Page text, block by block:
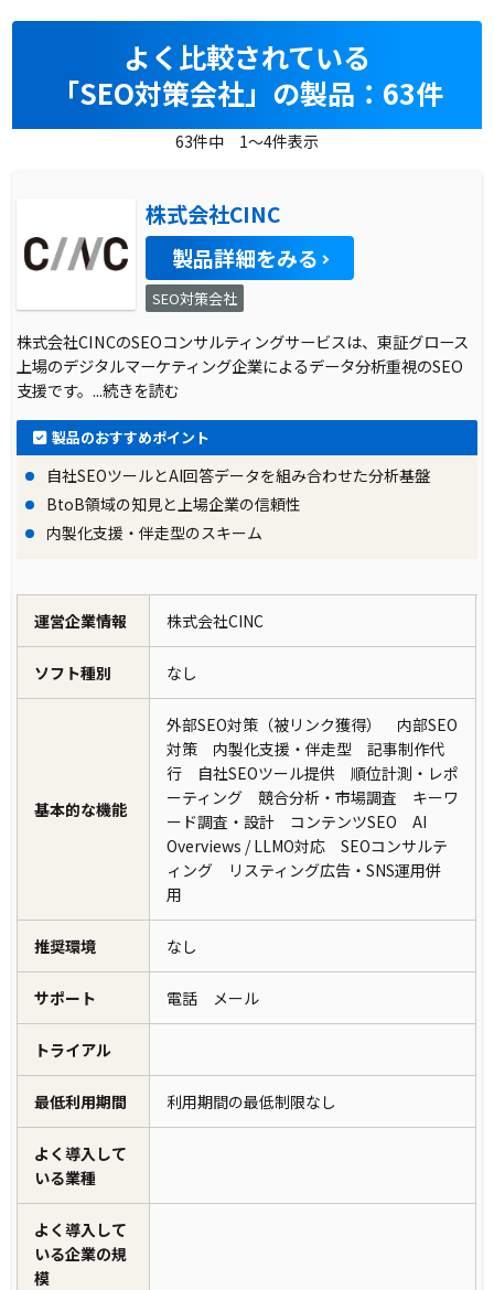
よく比較されている
「SEO対策会社」の製品：63件
63件中 1～4件表示
株式会社CINC
製品詳細をみる
SEO対策会社
株式会社CINCのSEOコンサルティングサービスは、東証グロース
上場のデジタルマーケティング企業によるデータ分析重視のSEO
支援です。...続きを読む
製品のおすすめポイント
自社SEOツールとAI回答データを組み合わせた分析基盤
BtoB領域の知見と上場企業の信頼性
内製化支援・伴走型のスキーム
運営企業情報 株式会社CINC
ソフト種別 なし
基本的な機能
外部SEO対策（被リンク獲得） 内部SEO
対策 内製化支援・伴走型 記事制作代
行 自社SEOツール提供 順位計測・レポ
ーティング 競合分析・市場調査 キーワ
ード調査・設計 コンテンツSEO AI
Overviews / LLMO対応 SEOコンサルテ
ィング リスティング広告・SNS運用併
用
推奨環境 なし
サポート 電話 メール
トライアル
最低利用期間 利用期間の最低制限なし
よく導入して
いる業種
よく導入して
いる企業の規
模